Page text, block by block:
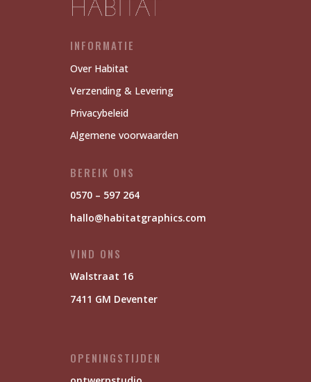
INFORMATIE
Over Habitat
Verzending & Levering
Privacybeleid
Algemene voorwaarden
BEREIK ONS
0570 – 597 264
hallo@habitatgraphics.com
VIND ONS
Walstraat 16
7411 GM Deventer
OPENINGSTIJDEN